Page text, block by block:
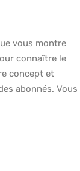
vous montre
connaître le
concept et
abonnés. Vous